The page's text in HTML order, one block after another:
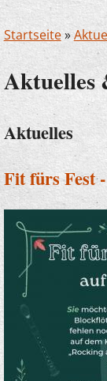
Startseite»
Aktuelles
Aktuelles
Fit fürs Fest